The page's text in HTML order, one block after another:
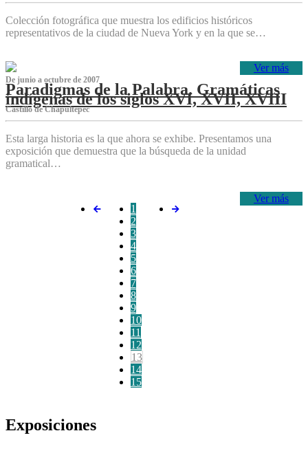
Colección fotográfica que muestra los edificios históricos
representativos de la ciudad de Nueva York y en la que se…
Ver más
De junio a octubre de 2007
Paradigmas de la Palabra. Gramáticas
indígenas de los siglos XVI, XVII, XVIII
Castillo de Chapultepec
Esta larga historia es la que ahora se exhibe. Presentamos una
exposición que demuestra que la búsqueda de la unidad
gramatical…
Ver más
1
2
3
4
5
6
7
8
9
10
11
12
13
14
15
Exposiciones